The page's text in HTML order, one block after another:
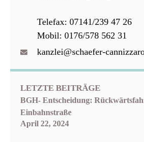
Telefax: 07141/239 47 26
Mobil: 0176/578 562 31
kanzlei@schaefer-
LETZTE BEITRÄGE
BGH- Entscheidung:
Einbahnstraße
April 22, 2024